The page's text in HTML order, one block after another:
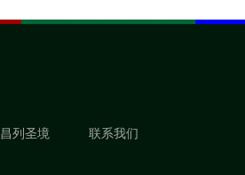
昌列圣境 联系我们